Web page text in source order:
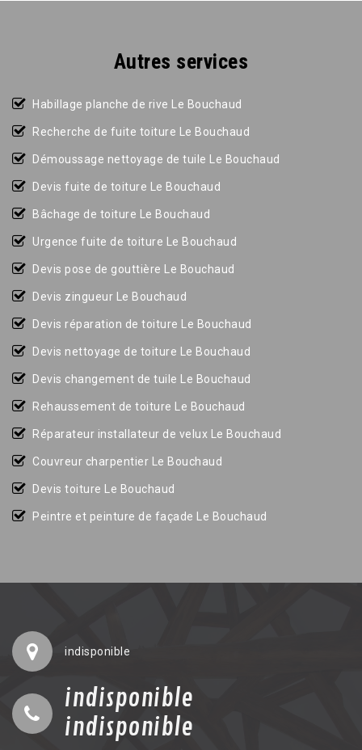
Autres services
Habillage planche de rive Le Bouchaud
Recherche de fuite toiture Le Bouchaud
Démoussage nettoyage de tuile Le Bouchaud
Devis fuite de toiture Le Bouchaud
Bâchage de toiture Le Bouchaud
Urgence fuite de toiture Le Bouchaud
Devis pose de gouttière Le Bouchaud
Devis zingueur Le Bouchaud
Devis réparation de toiture Le Bouchaud
Devis nettoyage de toiture Le Bouchaud
Devis changement de tuile Le Bouchaud
Rehaussement de toiture Le Bouchaud
Réparateur installateur de velux Le Bouchaud
Couvreur charpentier Le Bouchaud
Devis toiture Le Bouchaud
Peintre et peinture de façade Le Bouchaud
indisponible
indisponible
indisponible